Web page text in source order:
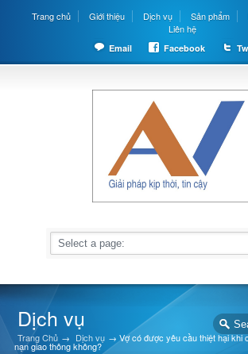
Trang chủ Giới thiệu Dịch vụ Sản phẩm
Liên hệ
Email Facebook
Dịch vụ
Trang Chủ → Dịch vụ →Vợ có được yêu cầu thiệt hại khi
nạn giao thông không?